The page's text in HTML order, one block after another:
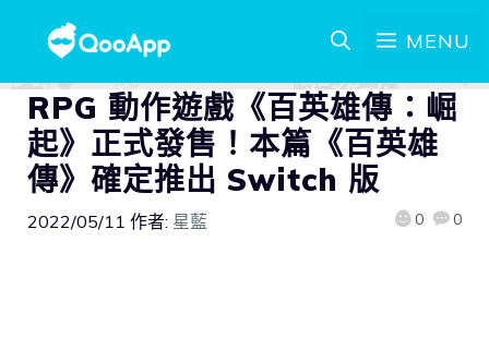
MENU
RPG 動作遊戲《百英雄傳：崛
起》正式發售！本篇《百英雄
傳》確定推出 Switch 版
2022/05/11 作者: 星藍 0 0